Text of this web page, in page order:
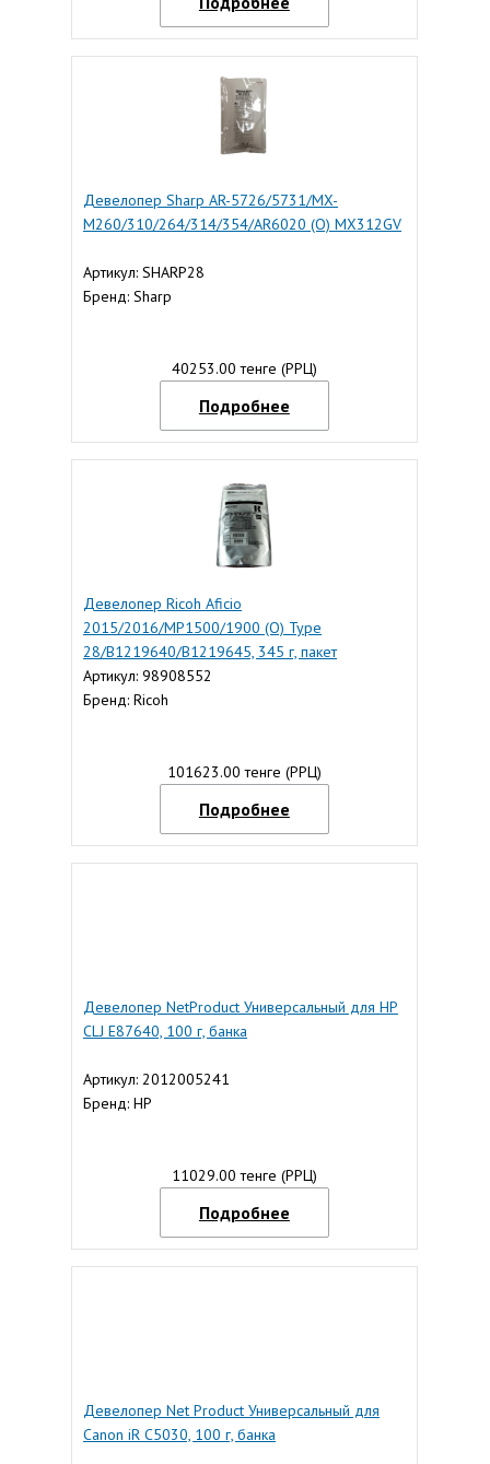
Девелопер Sharp AR-5726/5731/MX-
M260/310/264/314/354/AR6020 (O) MX312GV
Артикул: SHARP28
Бренд: Sharp
40253.00 тенге (РРЦ)
Подробнее
Девелопер Ricoh Aficio
2015/2016/MP1500/1900 (O) Type
28/B1219640/B1219645, 345 г, пакет
Артикул: 98908552
Бренд: Ricoh
101623.00 тенге (РРЦ)
Подробнее
Девелопер NetProduct Универсальный для HP
CLJ E87640, 100 г, банка
Артикул: 2012005241
Бренд: HP
11029.00 тенге (РРЦ)
Подробнее
Девелопер Net Product Универсальный для
Canon iR C5030, 100 г, банка